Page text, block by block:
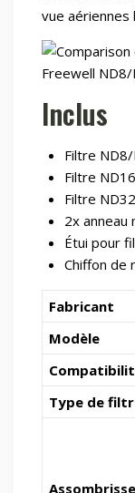
vue aériennes
Inclus
Filtre ND8/
Filtre
Filtre
2x anneau
Étui pour
Chiffon de
Fabricant
Modèle
Type de